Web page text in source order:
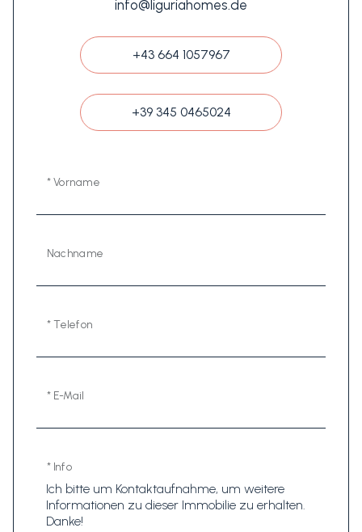
info@liguriahomes.de
+43 664 1057967
+39 345 0465024
* Vorname
Nachname
* Telefon
* E-Mail
* Info